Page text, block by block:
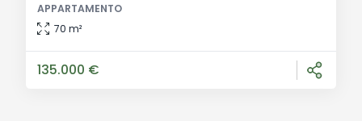
bagno. Ottima opportunità per famiglie o come
investimento. Descrizione Generale: Situato in una
moderno appartamento di circa 70 mq rappresenta
una soluzione abitativa
APPARTAMENTO
70 m²
135.000 €